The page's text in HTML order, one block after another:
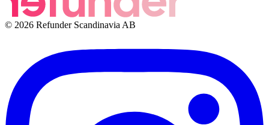
© 2026 Refunder Scandinavia AB